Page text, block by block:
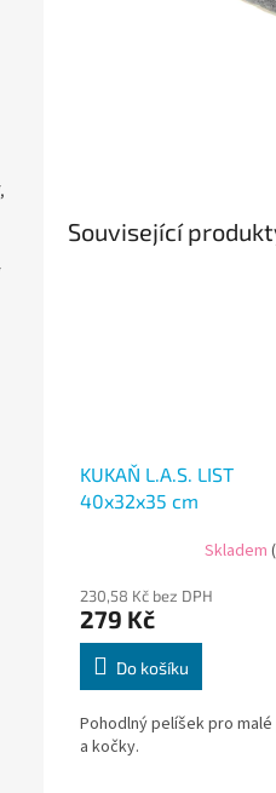
Související
KUKAŇ L.A.S. LIST
40x32x35 cm
Skladem
230,58 Kč bez DPH
279 Kč
Do košíku
Pohodlný pelíšek pro
a kočky.